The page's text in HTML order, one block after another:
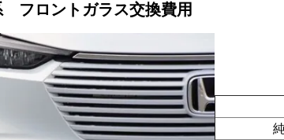
ロントガラス交換費用